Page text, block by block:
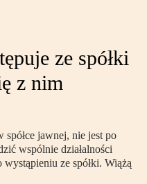
ze spółki
z nim
jawnej, nie jest po
wspólnie działalności
ze spółki. Wiążą